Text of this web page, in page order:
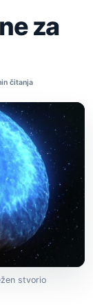
za
čitanja
stvorio